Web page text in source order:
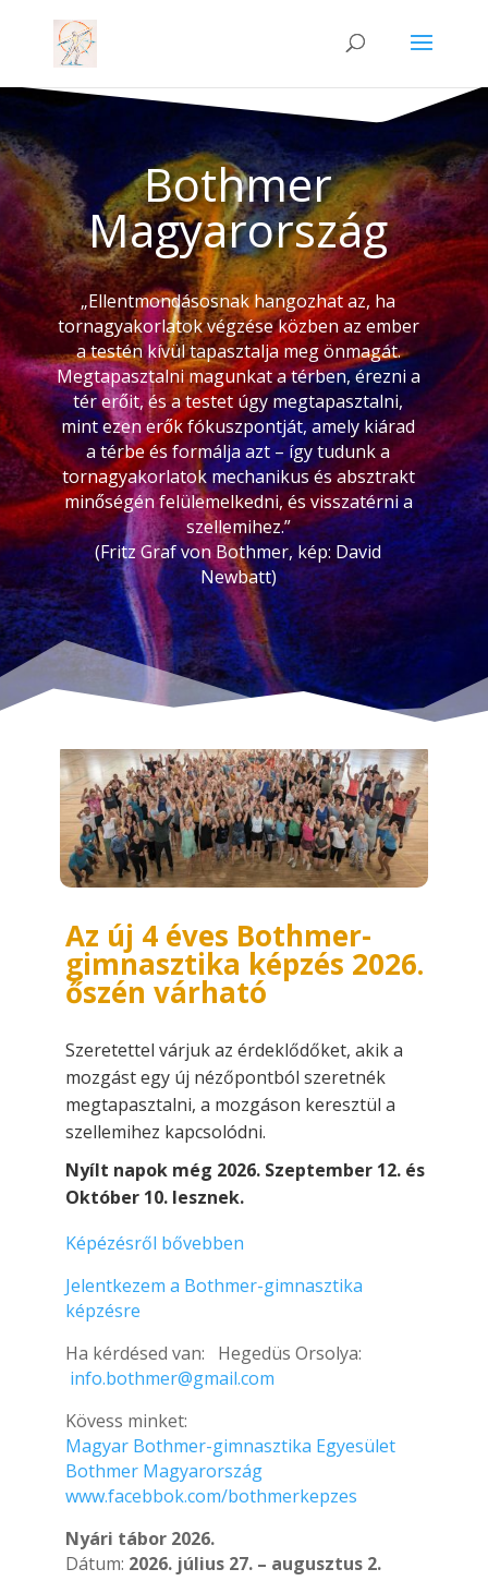
Bothmer
Magyarország
„Ellentmondásosnak hangozhat az, ha
tornagyakorlatok végzése közben az ember
a testén kívül tapasztalja meg önmagát.
Megtapasztalni magunkat a térben, érezni a
tér erőit, és a testet úgy megtapasztalni,
mint ezen erők fókuszpontját, amely kiárad
a térbe és formálja azt – így tudunk a
tornagyakorlatok mechanikus és absztrakt
minőségén felülemelkedni, és visszatérni a
szellemihez.”
(Fritz Graf von Bothmer, kép: David
Newbatt)
Az új 4 éves Bothmer-
gimnasztika képzés 2026.
őszén várható
Szeretettel várjuk az érdeklődőket, akik a
mozgást egy új nézőpontból szeretnék
megtapasztalni, a mozgáson keresztül a
szellemihez kapcsolódni.
Nyílt napok még 2026. Szeptember 12. és
Október 10.lesznek.
Képézésről bővebben
Jelentkezem a Bothmer-gimnasztika
képzésre
Ha kérdésed van: Hegedüs Orsolya:
info.bothmer@gmail.com
Kövess minket:
Magyar Bothmer-gimnasztika Egyesület
Bothmer Magyarország
www.facebbok.com/bothmerkepzes
Nyári tábor 2026.
Dátum: 2026. július 27. – augusztus 2.